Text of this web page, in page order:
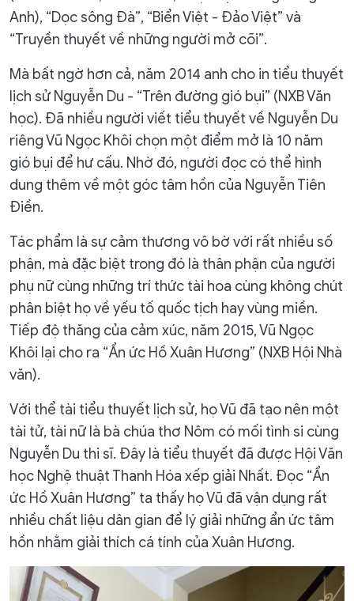
Anh), “Dọc sông Đà”, “Biển Việt - Đảo Việt” và
“Truyền thuyết về những người mở cõi”.
Mà bất ngờ hơn cả, năm 2014 anh cho in tiểu thuyết
lịch sử Nguyễn Du - “Trên đường gió bụi” (NXB Văn
học). Đã nhiều người viết tiểu thuyết về Nguyễn Du
riêng Vũ Ngọc Khôi chọn một điểm mở là 10 năm
gió bụi để hư cấu. Nhờ đó, người đọc có thể hình
dung thêm về một góc tâm hồn của Nguyễn Tiên
Điền.
Tác phẩm là sự cảm thương vô bờ với rất nhiều số
phận, mà đặc biệt trong đó là thân phận của người
phụ nữ cùng những trí thức tài hoa cùng không chút
phân biệt họ về yếu tố quốc tịch hay vùng miền.
Tiếp độ thăng của cảm xúc, năm 2015, Vũ Ngọc
Khôi lại cho ra “Ẩn ức Hồ Xuân Hương” (NXB Hội Nhà
văn).
Với thể tài tiểu thuyết lịch sử, họ Vũ đã tạo nên một
tài tử, tài nữ là bà chúa thơ Nôm có mối tình si cùng
Nguyễn Du thi sĩ. Đây là tiểu thuyết đã được Hội Văn
học Nghệ thuật Thanh Hóa xếp giải Nhất. Đọc “Ẩn
ức Hồ Xuân Hương” ta thấy họ Vũ đã vận dụng rất
nhiều chất liệu dân gian để lý giải những ẩn ức tâm
hồn nhằm giải thích cá tính của Xuân Hương.